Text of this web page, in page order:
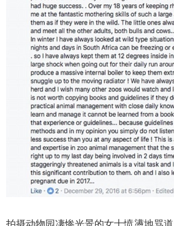
拍摄动物园凄惨光景的女士愤懑地骂